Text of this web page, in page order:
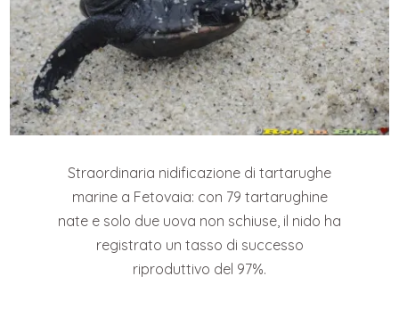
Straordinaria nidificazione di tartarughe
marine a Fetovaia: con 79 tartarughine
nate e solo due uova non schiuse, il nido ha
registrato un tasso di successo
riproduttivo del 97%.